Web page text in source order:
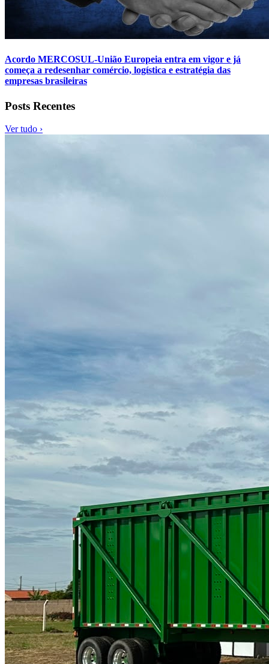
Acordo MERCOSUL-União Europeia entra em vigor e já
começa a redesenhar comércio, logística e estratégia das
empresas brasileiras
Posts Recentes
Ver tudo ›